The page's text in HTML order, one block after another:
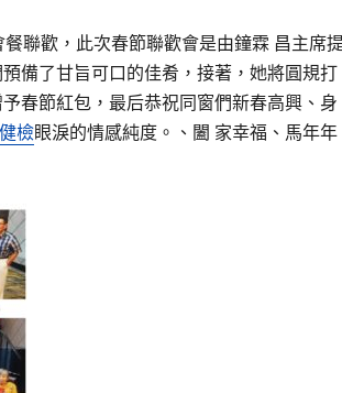
聯歡，此次春節聯歡會是由鐘霖 昌主席提
備了甘旨可口的佳肴，接著，她將圓規打
春節紅包，最后恭祝同窗們新春高興、身
檢眼淚的情感純度。、闔 家幸福、馬年年